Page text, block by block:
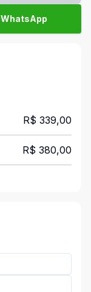
WhatsApp
R$ 339,00
R$ 380,00